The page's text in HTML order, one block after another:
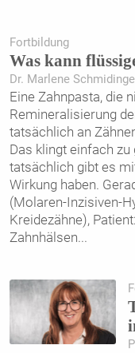
Fortbildung
Was kann
Dr. Marlene
Eine Zahnpasta, die
Remineralisierung
tatsächlich an
Das klingt einfach zu
tatsächlich gibt es
Wirkung haben.
(Molaren-Inzisiven-
Kreidezähne),
Zahnhälsen...